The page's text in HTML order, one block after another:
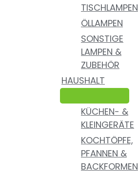
TISCHLAMPEN
ÖLLAMPEN
SONSTIGE
LAMPEN &
ZUBEHÖR
HAUSHALT
KÜCHEN- &
KLEINGERÄTE
KOCHTÖPFE,
PFANNEN &
BACKFORMEN